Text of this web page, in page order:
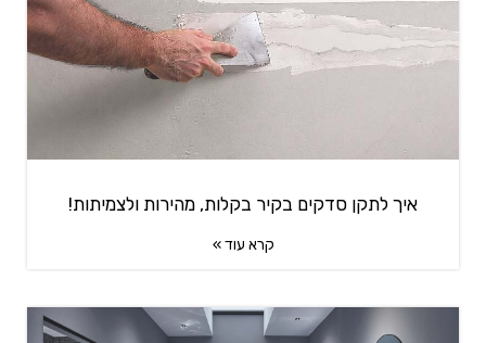
איך לתקן סדקים בקיר בקלות, מהירות ולצמיתות!
קרא עוד »